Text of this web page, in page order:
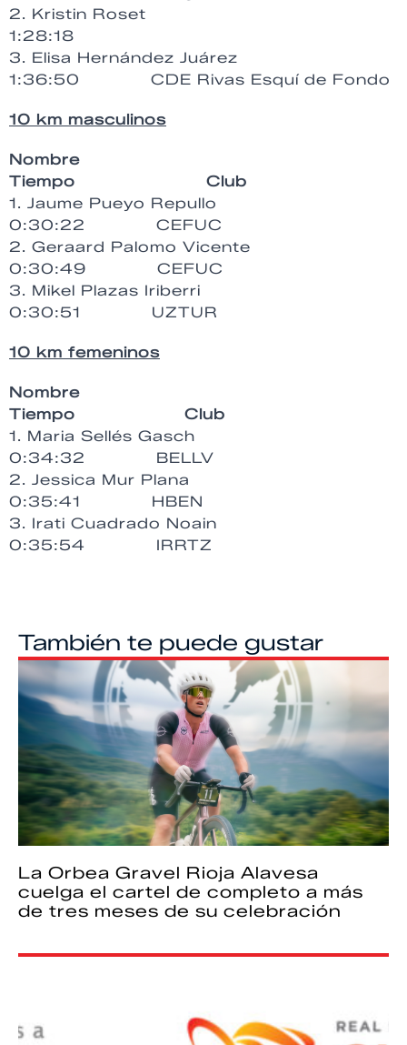
2. Kristin Roset
1:28:18
3. Elisa Hernández Juárez
1:36:50 CDE Rivas Esquí de Fondo
10 km masculinos
Nombre
Tiempo Club
1. Jaume Pueyo Repullo
0:30:22 CEFUC
2. Geraard Palomo Vicente
0:30:49 CEFUC
3. Mikel Plazas Iriberri
0:30:51 UZTUR
10 km femeninos
Nombre
Tiempo Club
1. Maria Sellés Gasch
0:34:32 BELLV
2. Jessica Mur Plana
0:35:41 HBEN
3. Irati Cuadrado Noain
0:35:54 IRRTZ
También te puede gustar
La Orbea Gravel Rioja Alavesa
cuelga el cartel de completo a más
de tres meses de su celebración